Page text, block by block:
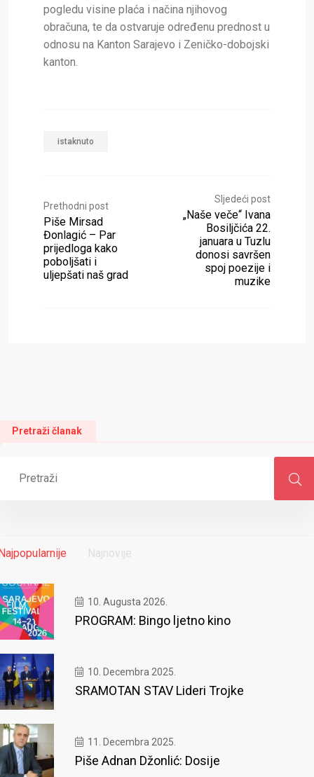
pogledu visine plaća i načina njihovog
obračuna, te da ostvaruje određenu prednost u
odnosu na Kanton Sarajevo i Zeničko-dobojski
kanton.
istaknuto
Prethodni post
Piše Mirsad
Đonlagić – Par
prijedloga kako
poboljšati i
uljepšati naš grad
Sljedeći post
„Naše veče“ Ivana
Bosiljčića 22.
januara u Tuzlu
donosi savršen
spoj poezije i
muzike
Pretraži članak
Najnovije
10. Augusta 2026.
PROGRAM: Bingo ljetno kino
10. Decembra 2025.
SRAMOTAN STAV Lideri Trojke
11. Decembra 2025.
Piše Adnan Džonlić: Dosije